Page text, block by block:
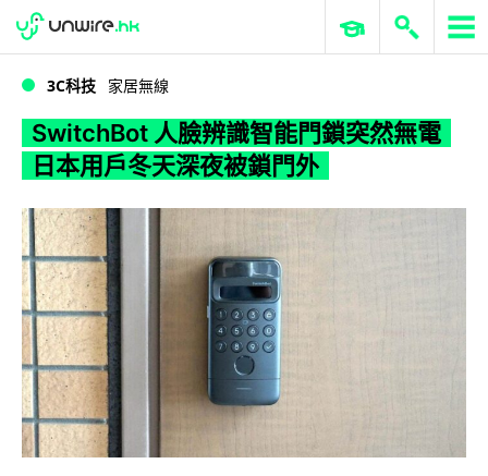
WWDC 2026 ERP 與商業 AI
3C科技 家居無線
SwitchBot 人臉辨識智能門鎖突然無電
日本用戶冬天深夜被鎖門外